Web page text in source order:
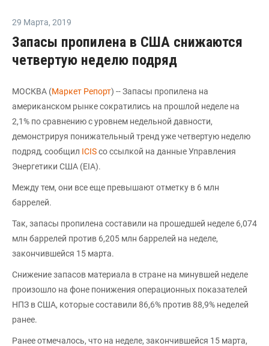
29 Марта, 2019
Запасы пропилена в США снижаются
четвертую неделю подряд
МОСКВА (Маркет Репорт) -- Запасы пропилена на
американском рынке сократились на прошлой неделе на
2,1% по сравнению с уровнем недельной давности,
демонстрируя понижательный тренд уже четвертую неделю
подряд, сообщил ICISсо ссылкой на данные Управления
Энергетики США (EIA).
Между тем, они все еще превышают отметку в 6 млн
баррелей.
Так, запасы пропилена составили на прошедшей неделе 6,074
млн баррелей против 6,205 млн баррелей на неделе,
закончившейся 15 марта.
Снижение запасов материала в стране на минувшей неделе
произошло на фоне понижения операционных показателей
НПЗ в США, которые составили 86,6% против 88,9% неделей
ранее.
Ранее отмечалось, что на неделе, закончившейся 15 марта,